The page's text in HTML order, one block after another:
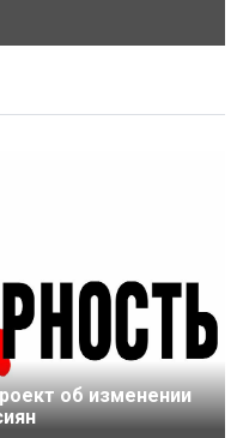
об изменении